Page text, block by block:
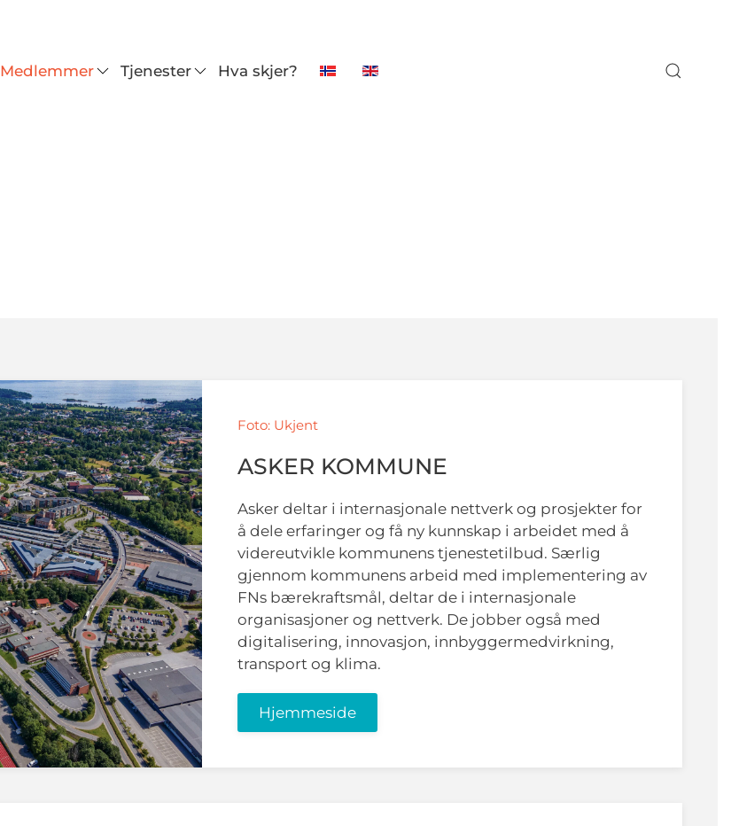
Medlemmer Tjenester Hva skjer?
Foto: Ukjent
ASKER KOMMUNE
Asker deltar i internasjonale nettverk og prosjekter for
å dele erfaringer og få ny kunnskap i arbeidet med å
videreutvikle kommunens tjenestetilbud. Særlig
gjennom kommunens arbeid med implementering av
FNs bærekraftsmål, deltar de i internasjonale
organisasjoner og nettverk. De jobber også med
digitalisering, innovasjon, innbyggermedvirkning,
transport og klima.
Hjemmeside